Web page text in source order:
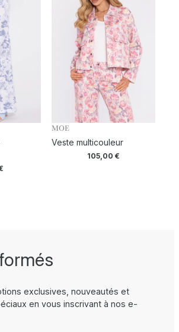
MOE
Veste multicouleur
105,00 €
exclusives, nouveautés et
en vous inscrivant à nos e-